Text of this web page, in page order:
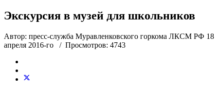
Экскурсия в музей для школьников
Автор: пресс-служба Муравленковского горкома ЛКСМ РФ 18
апреля 2016-го
/ Просмотров: 4743